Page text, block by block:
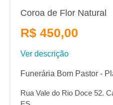
Coroa de Flor Natural
R$ 450,00
Ver descrição
Funerária Bom Pastor -
Rua Vale do Rio Doce 52.